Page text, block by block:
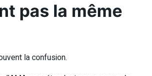
pas la même
la confusion.